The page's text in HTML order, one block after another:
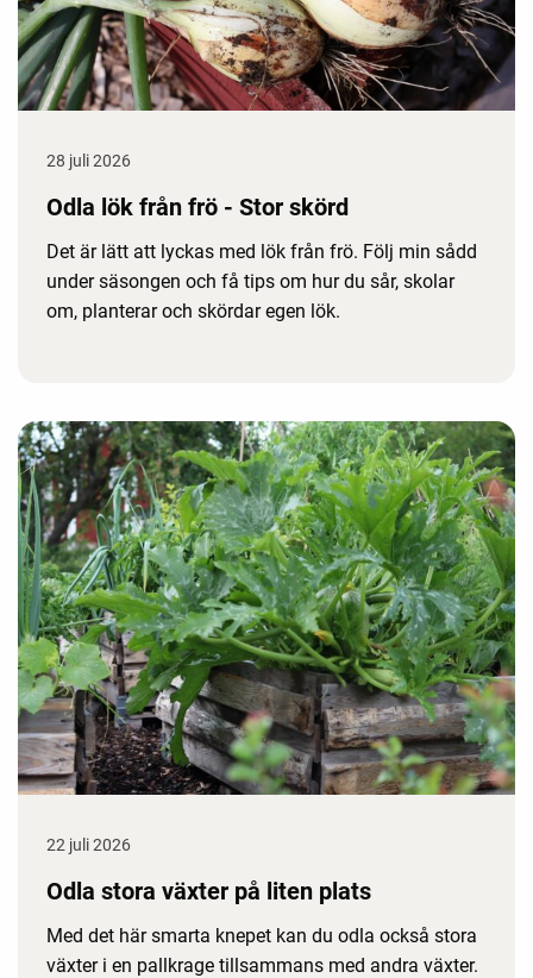
28 juli 2026
Odla lök från frö - Stor skörd
Det är lätt att lyckas med lök från frö. Följ min sådd
under säsongen och få tips om hur du sår, skolar
om, planterar och skördar egen lök.
22 juli 2026
Odla stora växter på liten plats
Med det här smarta knepet kan du odla också stora
växter i en pallkrage tillsammans med andra växter.